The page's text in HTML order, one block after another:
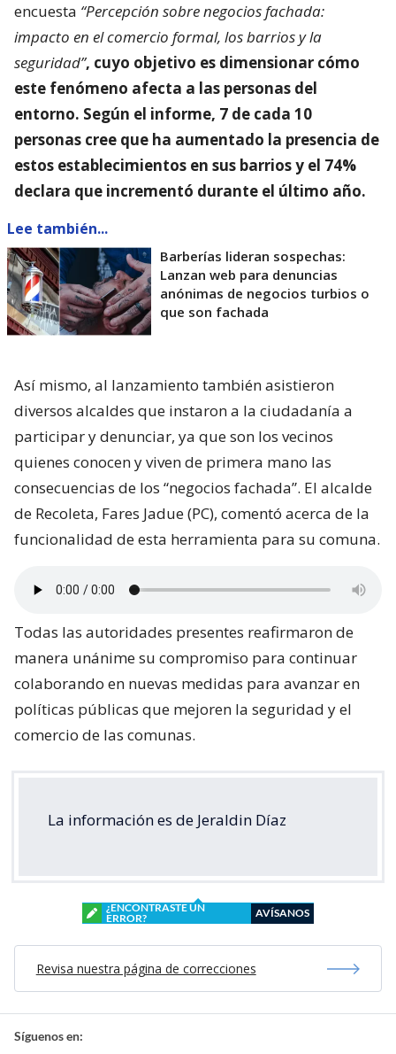
encuesta “Percepción sobre negocios fachada:
impacto en el comercio formal, los barrios y la
seguridad”, cuyo objetivo es dimensionar cómo
este fenómeno afecta a las personas del
entorno. Según el informe, 7 de cada 10
personas cree que ha aumentado la presencia de
estos establecimientos en sus barrios y el 74%
declara que incrementó durante el último año.
Lee también...
Barberías lideran sospechas:
Lanzan web para denuncias
anónimas de negocios turbios o
que son fachada
Así mismo, al lanzamiento también asistieron
diversos alcaldes que instaron a la ciudadanía a
participar y denunciar, ya que son los vecinos
quienes conocen y viven de primera mano las
consecuencias de los “negocios fachada”. El alcalde
de Recoleta, Fares Jadue (PC), comentó acerca de la
funcionalidad de esta herramienta para su comuna.
Todas las autoridades presentes reafirmaron de
manera unánime su compromiso para continuar
colaborando en nuevas medidas para avanzar en
políticas públicas que mejoren la seguridad y el
comercio de las comunas.
La información es de Jeraldin Díaz
¿ENCONTRASTE UN
ERROR?
AVÍSANOS
Revisa nuestra página de correcciones
Síguenos en: